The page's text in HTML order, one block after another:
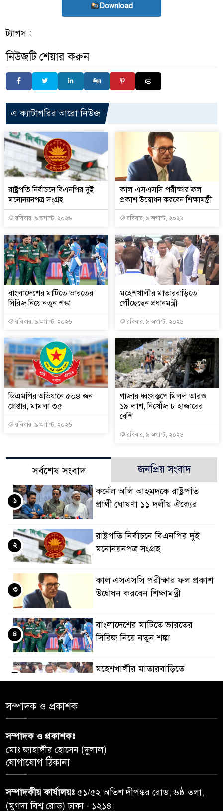
Download
ট্যাগস :
নিউজটি শেয়ার করুন
এ ক্যাটাগরির আরো নিউজ
রাষ্ট্রপতি নির্বাচনে বিএনপির দুই
মনোনয়নপত্র সংগ্রহ
রবিবার, ৯ অগাস্ট, ২০২৬
কাল এসএসসি পরীক্ষার ফল
প্রকাশ উদ্বোধন করবেন শিক্ষামন্ত্রী
রবিবার, ৯ অগাস্ট, ২০২৬
বাংলাদেশের মাটিতে ভারতের
সিরিজ নিয়ে নতুন শঙ্কা
রবিবার, ৯ অগাস্ট, ২০২৬
মহেশখালীর মাতারবাড়িতে
পৌঁছেছেন প্রধানমন্ত্রী
রবিবার, ৯ অগাস্ট, ২০২৬
ডিএমপির অভিযানে ৫০৪ জন
গ্রেপ্তার, মামলা ৩৫
রবিবার, ৯ অগাস্ট, ২০২৬
গাজার ধ্বংসস্তূপে মিলল আরও
১৯ লাশ, নিখোঁজ ৮ হাজারের
বেশি
রবিবার, ৯ অগাস্ট, ২০২৬
সর্বশেষ সংবাদ জনপ্রিয় সংবাদ
কর্নেল অলি আহমদকে রাষ্ট্রপতি
প্রার্থী ঘোষণা ১১ দলীয় ঐক্যের
১
রাষ্ট্রপতি নির্বাচনে বিএনপির দুই
মনোনয়নপত্র সংগ্রহ
২
কাল এসএসসি পরীক্ষার ফল প্রকাশ
উদ্বোধন করবেন শিক্ষামন্ত্রী
৩
বাংলাদেশের মাটিতে ভারতের
সিরিজ নিয়ে নতুন শঙ্কা
৪
মহেশখালীর মাতারবাড়িতে
পৌঁছেছেন প্রধানমন্ত্রী
৬
গাজার ধ্বংসস্তূপে মিলল আরও ১৯
৭
কুলাউড়া সীমান্তে বিএসএফের
সম্পাদক ও প্রকাশক
সম্পাদক ও প্রকাশকঃ
মোঃ জাহাঙ্গীর হোসেন (দুলাল)
যোগাযোগ ঠিকানা
সম্পাদকীয় কার্যালয়ঃ ৫১/৫২ অতিশ দীপঙ্কর রোড, ৬ষ্ঠ তলা,
(মুগদা বিশ্ব রোড) ঢাকা - ১২১৪।